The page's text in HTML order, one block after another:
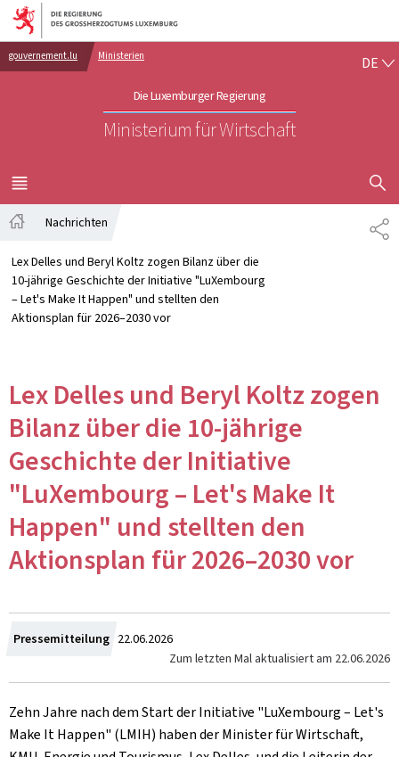
Zur Hauptnavigation
Zum Inhalt
gouvernement.lu Ministerien
Die Luxemburger Regierung
Ministerium für Wirtschaft
DE
MENÜ
HAUPT-
Nachrichten
Lex Delles und Beryl Koltz zogen Bilanz über die
10-jährige Geschichte der Initiative "LuXembourg
– Let's Make It Happen" und stellten den
Aktionsplan für 2026–2030 vor
Lex Delles und Beryl Koltz zogen
Bilanz über die 10-jährige
Geschichte der Initiative
"LuXembourg – Let's Make It
Happen" und stellten den
Aktionsplan für 2026–2030 vor
Pressemitteilung Zum
22.06.2026
Zum letzten Mal aktualisiert am 22.06.2026
Zehn Jahre nach dem Start der Initiative "LuXembourg – Let's
Make It Happen" (LMIH) haben der Minister für Wirtschaft,